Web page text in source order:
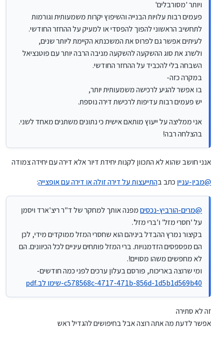
ויותר 'מסורבלים'
פעמים רבות עלויות הבנייה והשיפוץ יקרות משמעותית וגורמות
לתחשיב הראשוני להפוך להפסדי או למעיק על ההחזר החודשי.
לעיתים אפשר גם לפרוס את המשכנתא הקיימת ליותר שנים,
ולשרג את סוג ההשקעה להשקעה מניבה הרבה יותר עם פוטנציאל
השבחה בלי להכביד על ההחזר החודשי.
במקרה כזה-
בו אפשר להגיע לרכישה משמעותית יותר,
יש פעמים רבות עדיפות לרכישת דירה נוספת.
אני ממליצה על ייעוץ מותאם אישית כי נתונים משתנים מאחד לשני.
בהצלחה רבה!
אנני חושב שהוא לא התכוון לקנות יחידת דיור אלא דירה עם יחידה צמודה
@מבין-ענייןכתב בהתייעצות על דירה זולה או דירה עם אופצייה:
@מרים-הורביץ-נכסיםמפנה אותך למחקר של ד"ר ריצ'ארד ויסמן
על 'חסרי מזל' ו'ברי מזל'.
בקיצור נמרץ ההבדל ביניהם הוא שחסרי המזל ממוקדים מידי, לכן
הם מפספסים הזדמנויות. ברי המזל פותחים עיניים לכל הכיוונים. הם
לא מחפשים משהו מסויים!.
ומי שרוצה באריכות, פורסם בעלון ערכים לפני כמה חודשים-
c578568c-4717-471b-856d-1d5b1d569b40-שימו לב.pdf
זה לא סתירה
אפשר לדעת מה אתה רוצה אבל בחיפושים להגדיל ראש